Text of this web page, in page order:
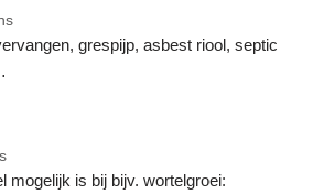
grespijp, asbest riool, septic
mogelijk is bij bijv. wortelgroei: